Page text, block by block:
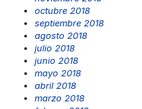
octubre 2018
septiembre 2018
agosto 2018
julio 2018
junio 2018
mayo 2018
abril 2018
marzo 2018